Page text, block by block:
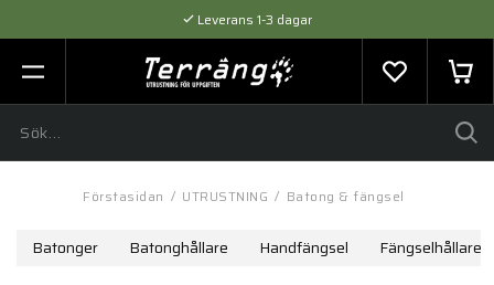
Leverans 1-3 dagar
Flexibel betalning med SVEA
Expertråd & Kvalitetsprodukter
Förstasidan / UTRUSTNING / Batong & fängsel
Batonger Batonghållare Handfängsel Fängselhållare